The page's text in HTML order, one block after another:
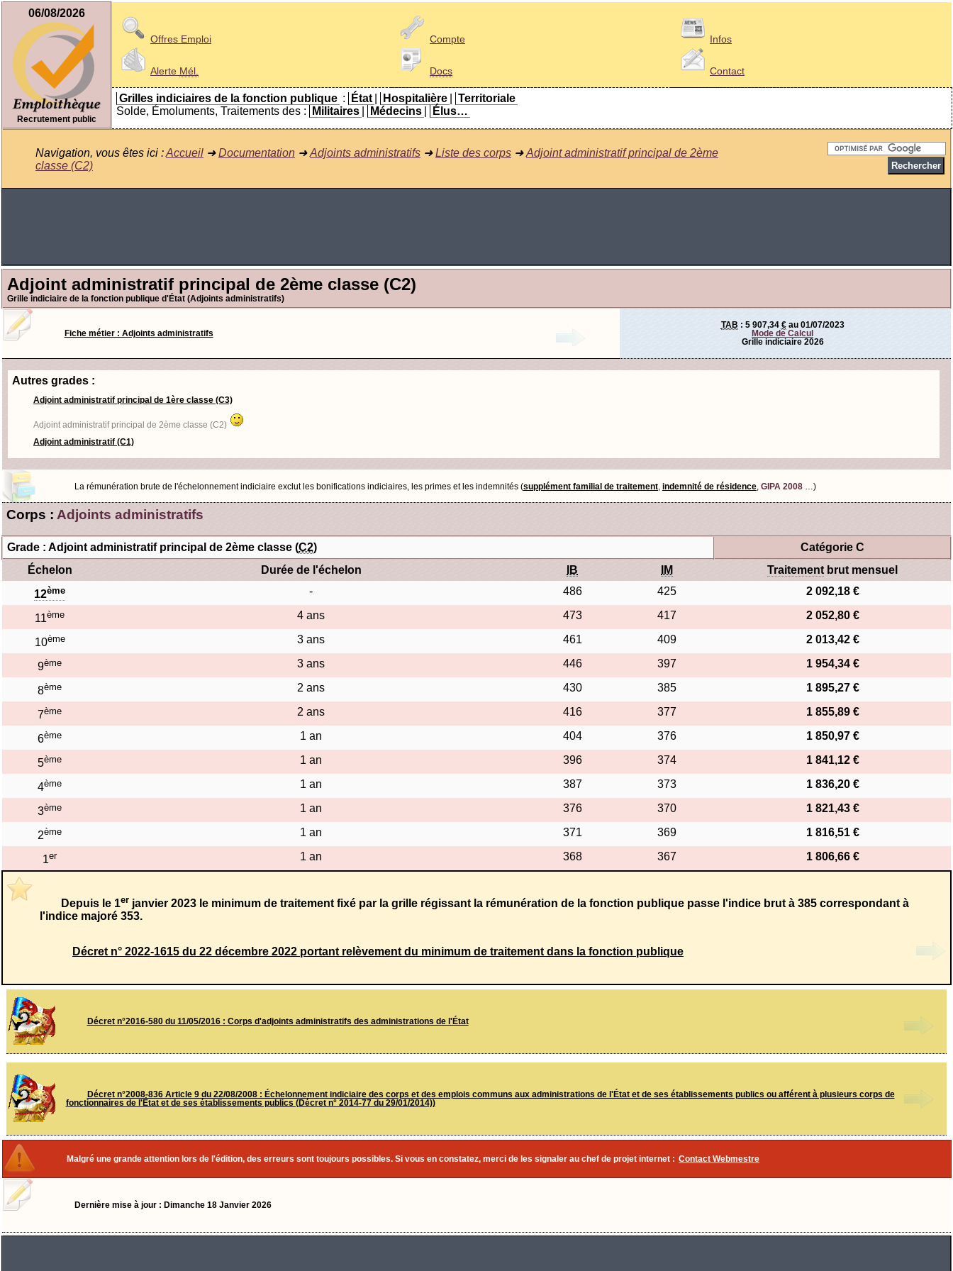
06/08/2026
Recrutement public
Offres Emploi
Alerte Mél.
Compte
Docs
Infos
Contact
Grilles indiciaires de la fonction publique : État Hospitalière
Territoriale
Solde, Émoluments, Traitements des :
Militaires Médecins Élus…
Navigation, vous êtes ici :Accueil ➜Documentation ➜Adjoints administratifs ➜Liste des corps ➜Adjoint administratif principal de 2ème
classe (C2)
Adjoint administratif principal de 2ème classe (C2)
Grille indiciaire de la fonction publique d'État (Adjoints administratifs)
Fiche métier : Adjoints administratifs
TAB : 5 907,34 €au 01/07/2023
Mode de Calcul
Grille indiciaire 2026
Autres grades :
Adjoint administratif principal de 1ère classe (C3)
Adjoint administratif principal de 2ème classe (C2)
Adjoint administratif (C1)
La rémunération brute de l'échelonnement indiciaire exclut les bonifications indiciaires, les primes et les indemnités (supplément familial de traitement indemnité de résidence GIPA 2008 …)
Corps : Adjoints administratifs
Grade : Adjoint administratif principal de 2ème classe (C2)
Catégorie C
Échelon
Durée de l'échelon IB IM Traitement brut mensuel
12ème - 486 425 2 092,18 €
11ème 4 ans 473 417 2 052,80 €
10ème 3 ans 461 409 2 013,42 €
9ème 3 ans 446 397 1 954,34 €
8ème 2 ans 430 385 1 895,27 €
7ème 2 ans 416 377 1 855,89 €
6ème 1 an 404 376 1 850,97 €
5ème 1 an 396 374 1 841,12 €
4ème 1 an 387 373 1 836,20 €
3ème 1 an 376 370 1 821,43 €
2ème 1 an 371 369 1 816,51 €
1er 1 an 368 367 1 806,66 €
Depuis le 1er janvier 2023 le minimum de traitement fixé par la grille régissant la rémunération de la fonction publique passe l'indice brut à 385 correspondant à
l'indice majoré 353.
Décret n° 2022-1615 du 22 décembre 2022 portant relèvement du minimum de traitement dans la fonction publique
Décret n°2016-580 du 11/05/2016 : Corps d'adjoints administratifs des administrations de l'État
Décret n°2008-836 Article 9 du 22/08/2008 : Échelonnement indiciaire des corps et des emplois communs aux administrations de l'État et de ses établissements publics ou afférent à plusieurs corps de
fonctionnaires de l'État et de ses établissements publics (Décret n° 2014-77 du 29/01/2014))
Malgré une grande attention lors de l'édition, des erreurs sont toujours possibles. Si vous en constatez, merci de les signaler au chef de projet internet : Contact Webmestre
Dernière mise à jour : Dimanche 18 Janvier 2026